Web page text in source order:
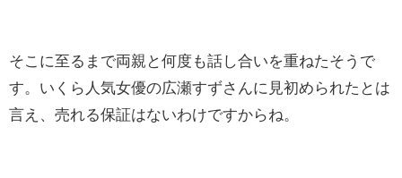
そこに至るまで両親と何度も話し合いを重ねたそうで
す。いくら人気女優の広瀬すずさんに見初められたとは
言え、売れる保証はないわけですからね。